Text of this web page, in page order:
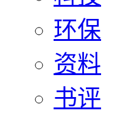
环保
资料
书评